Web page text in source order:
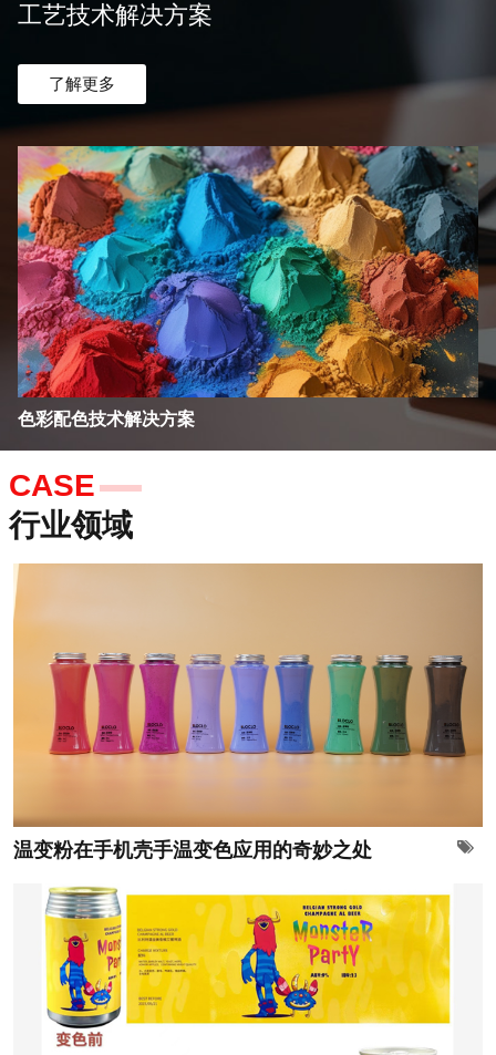
工艺技术解决方案
了解更多
色彩配色技术解决方案
CASE
行业领域
温变粉在手机壳手温变色应用的奇妙之处